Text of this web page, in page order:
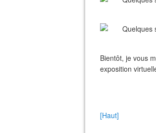
Bientôt, je vous
exposition
[Haut]